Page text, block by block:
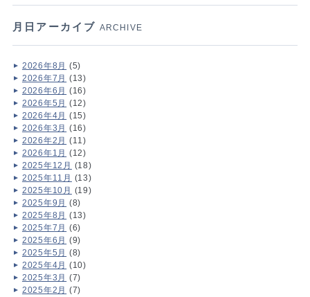
月日アーカイブ ARCHIVE
2026年8月 (5)
2026年7月 (13)
2026年6月 (16)
2026年5月 (12)
2026年4月 (15)
2026年3月 (16)
2026年2月 (11)
2026年1月 (12)
2025年12月 (18)
2025年11月 (13)
2025年10月 (19)
2025年9月 (8)
2025年8月 (13)
2025年7月 (6)
2025年6月 (9)
2025年5月 (8)
2025年4月 (10)
2025年3月 (7)
2025年2月 (7)